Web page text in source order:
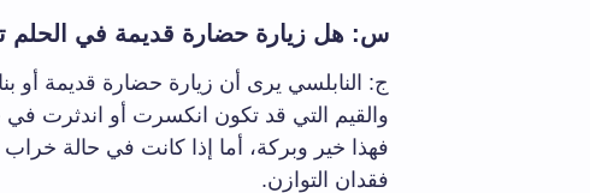
س: هل زيارة حضارة قديمة في الحلم
ج: النابلسي يرى أن زيارة حضارة قديمة أو
والقيم التي قد تكون انكسرت أو اندثرت في
فهذا خير وبركة، أما إذا كانت في حالة
فقدان التوازن.